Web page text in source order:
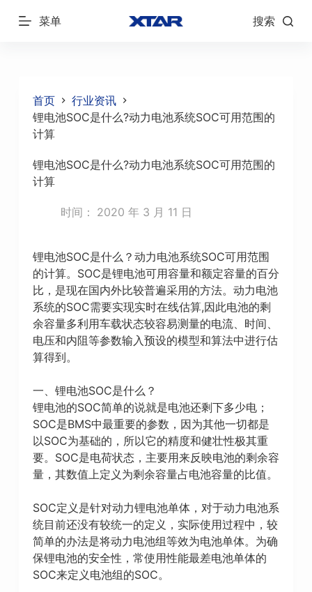
跳
菜单 搜索
首页
行业资讯
锂电池SOC是什么?动力电池系统SOC可用范围的
计算
锂电池SOC是什么?动力电池系统SOC可用范围的
计算
时间： 2020 年 3 月 11 日
锂电池SOC是什么？动力电池系统SOC可用范围
的计算。SOC是锂电池可用容量和额定容量的百分
比，是现在国内外比较普遍采用的方法。动力电池
系统的SOC需要实现实时在线估算,因此电池的剩
余容量多利用车载状态较容易测量的电流、时间、
电压和内阻等参数输入预设的模型和算法中进行估
算得到。
一、锂电池SOC是什么？
锂电池的SOC简单的说就是电池还剩下多少电；
SOC是BMS中最重要的参数，因为其他一切都是
以SOC为基础的，所以它的精度和健壮性极其重
要。SOC是电荷状态，主要用来反映电池的剩余容
量，其数值上定义为剩余容量占电池容量的比值。
SOC定义是针对动力锂电池单体，对于动力电池系
统目前还没有较统一的定义，实际使用过程中，较
简单的办法是将动力电池组等效为电池单体。为确
保锂电池的安全性，常使用性能最差电池单体的
SOC来定义电池组的SOC。